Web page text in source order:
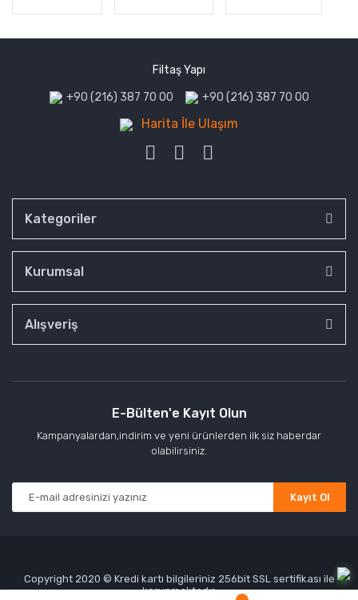
Filtaş Yapı
+90 (216) 387 70 00 +90 (216) 387 70 00
Harita İle Ulaşım
Kategoriler
Kurumsal
Alışveriş
E-Bülten'e Kayıt Olun
Kampanyalardan,indirim ve yeni ürünlerden ilk siz haberdar
olabilirsiniz.
Kayıt Ol
Copyright 2020 © Kredi kartı bilgileriniz 256bit SSL sertifikası ile
korunmaktadır.